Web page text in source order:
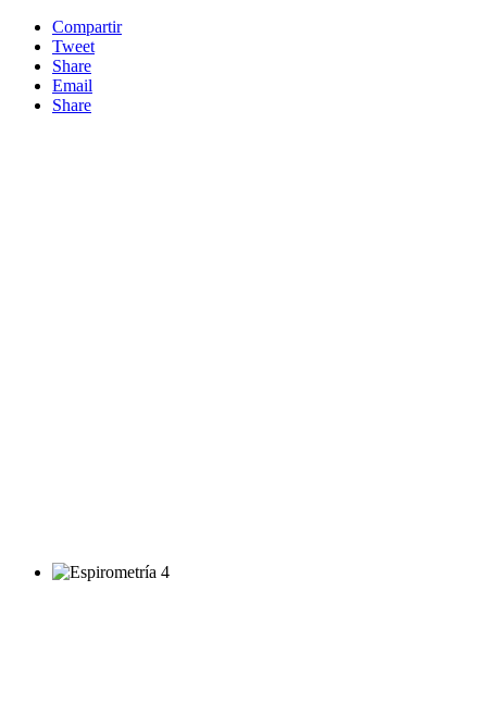
Compartir
Tweet
Share
Email
Share